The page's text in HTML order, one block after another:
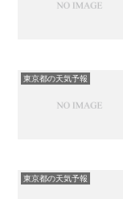
東京都の天気予報
東京都の天気予報